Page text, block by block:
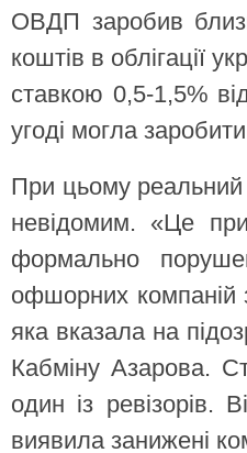
ОВДП заробив
коштів в облігації
ставкою 0,5-1,5%
угоді могла
При цьому реальний
невідомим. «Це
формально
офшорних компаній
яка вказала на
Кабміну Азарова.
один із ревізорів.
виявила занижені